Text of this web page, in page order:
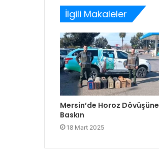
İlgili Makaleler
Mersin’de Horoz Dövüşüne
Baskın
18 Mart 2025